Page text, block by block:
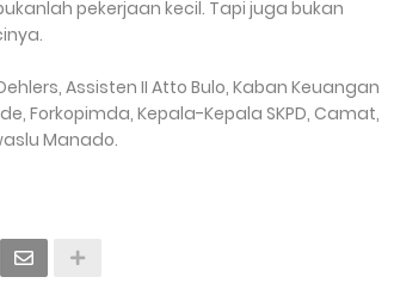
pekerjaan kecil. Tapi juga bukan
Assisten II Atto Bulo, Kaban Keuangan
Forkopimda, Kepala-Kepala SKPD, Camat,
Manado.